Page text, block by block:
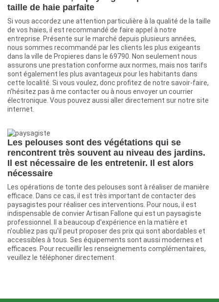
taille de haie parfaite
Si vous accordez une attention particulière à la qualité de la taille
de vos haies, il est recommandé de faire appel à notre
entreprise. Présente sur le marché depuis plusieurs années,
nous sommes recommandé par les clients les plus exigeants
dans la ville de Propieres dans le 69790. Non seulement nous
assurons une prestation conforme aux normes, mais nos tarifs
sont également les plus avantageux pour les habitants dans
cette localité. Si vous voulez, donc profitez de notre savoir-faire,
n’hésitez pas à me contacter ou à nous envoyer un courrier
électronique. Vous pouvez aussi aller directement sur notre site
internet.
Les pelouses sont des végétations qui se
rencontrent très souvent au niveau des jardins.
Il est nécessaire de les entretenir. Il est alors
nécessaire
Les opérations de tonte des pelouses sont à réaliser de manière
efficace. Dans ce cas, il est très important de contacter des
paysagistes pour réaliser ces interventions. Pour nous, il est
indispensable de convier Artisan Fallone qui est un paysagiste
professionnel. Il a beaucoup d'expérience en la matière et
n'oubliez pas qu'il peut proposer des prix qui sont abordables et
accessibles à tous. Ses équipements sont aussi modernes et
efficaces. Pour recueillir les renseignements complémentaires,
veuillez le téléphoner directement.